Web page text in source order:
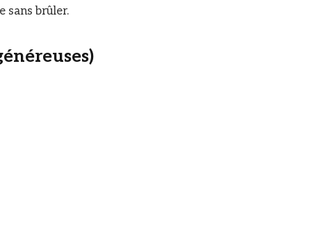
sans brûler.